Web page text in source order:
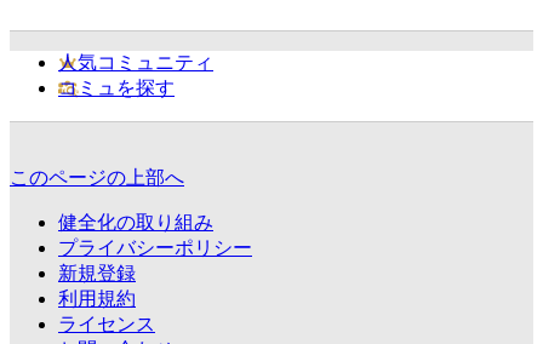
人気コミュニティ
コミュを探す
このページの上部へ
健全化の取り組み
プライバシーポリシー
新規登録
利用規約
ライセンス